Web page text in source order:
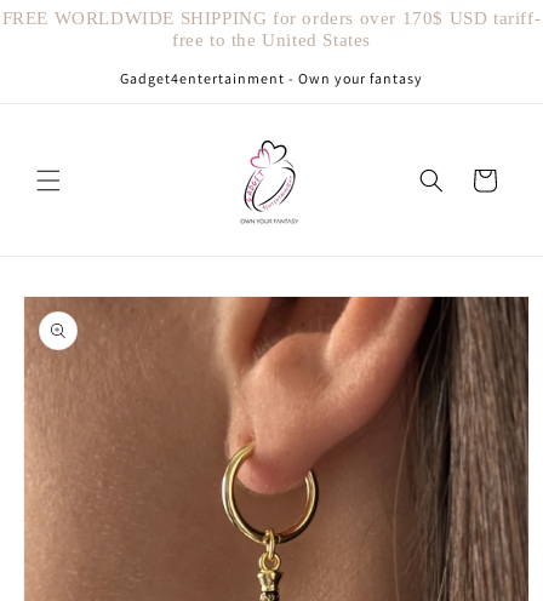
FREE WORLDWIDE SHIPPING for orders over 170$ USD tariff-
free to the United States
direttamente
Gadget4entertainment - Own your fantasy
Carrello
Passa alle
informazioni
sul prodotto